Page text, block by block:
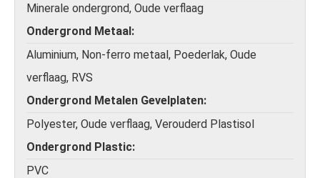
Minerale ondergrond, Oude verflaag
Ondergrond Metaal
Aluminium, Non-ferro metaal, Poederlak, Oude
verflaag, RVS
Ondergrond Metalen Gevelplaten
Polyester, Oude verflaag, Verouderd Plastisol
Ondergrond Plastic
PVC